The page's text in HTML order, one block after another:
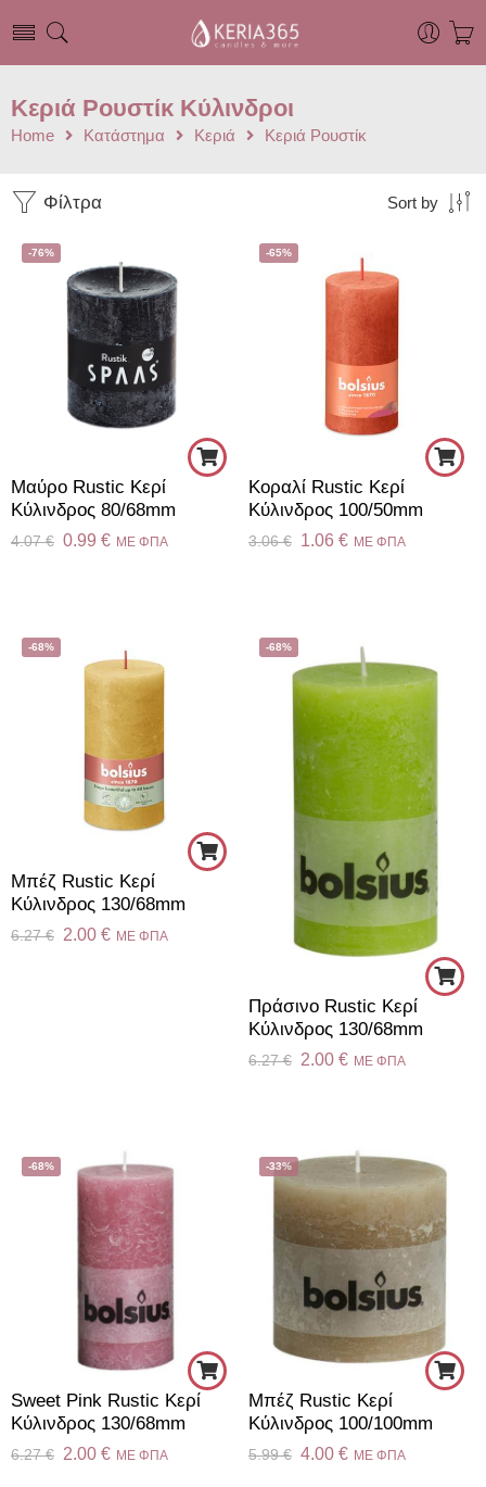
Κεριά Ρουστίκ Κύλινδροι
Home Κατάστημα Κεριά Κεριά Ρουστίκ
Φίλτρα Sort by
-76%
Μαύρο Rustic Κερί
Kύλινδρος 80/68mm
4.07€ 0.99 € ME ΦΠΑ
-65%
Κοραλί Rustic Κερί
Kύλινδρος 100/50mm
3.06€ 1.06 € ME ΦΠΑ
-68%
Mπέζ Rustic Κερί
Kύλινδρος 130/68mm
6.27€ 2.00 € ME ΦΠΑ
-68%
Πράσινο Rustic Κερί
Kύλινδρος 130/68mm
6.27€ 2.00 € ME ΦΠΑ
-68%
Sweet Pink Rustic Κερί
Kύλινδρος 130/68mm
6.27€ 2.00 € ME ΦΠΑ
-33%
Μπέζ Rustic Κερί
Κύλινδρος 100/100mm
5.99€ 4.00 € ME ΦΠΑ